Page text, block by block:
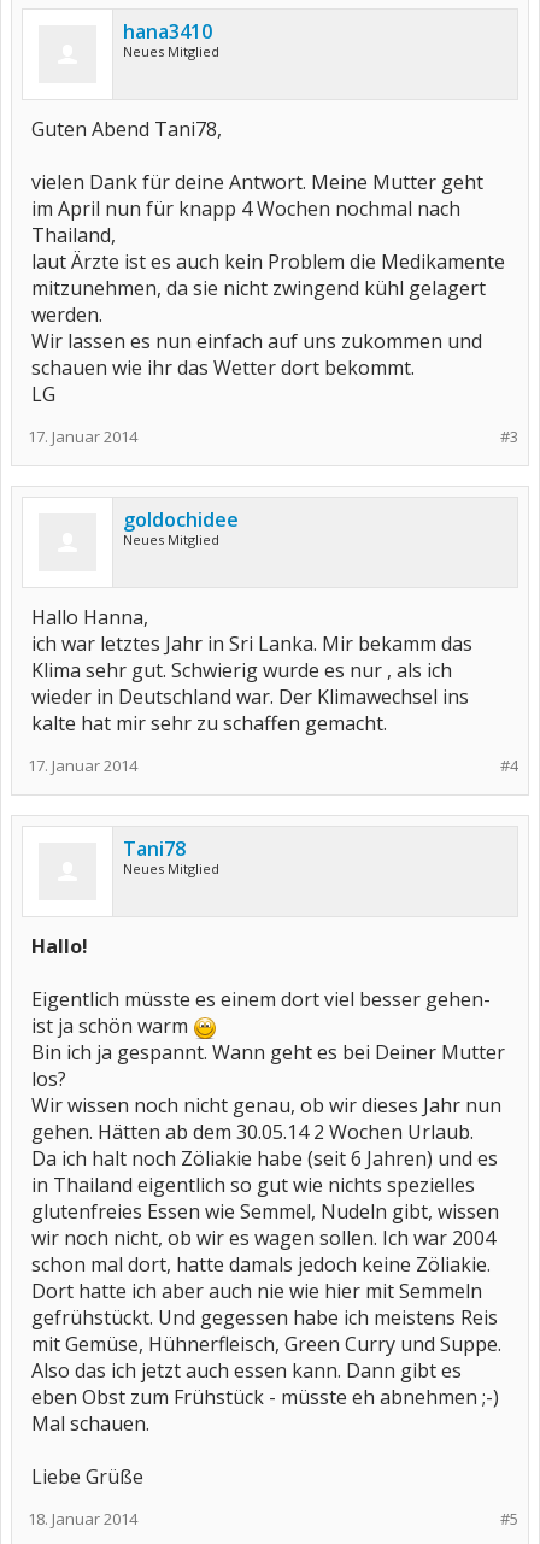
hana3410
Neues Mitglied
Guten Abend Tani78,
vielen Dank für deine Antwort. Meine Mutter geht
im April nun für knapp 4 Wochen nochmal nach
Thailand,
laut Ärzte ist es auch kein Problem die Medikamente
mitzunehmen, da sie nicht zwingend kühl gelagert
werden.
Wir lassen es nun einfach auf uns zukommen und
schauen wie ihr das Wetter dort bekommt.
LG
#3
17. Januar 2014
goldochidee
Neues Mitglied
Hallo Hanna,
ich war letztes Jahr in Sri Lanka. Mir bekamm das
Klima sehr gut. Schwierig wurde es nur , als ich
wieder in Deutschland war. Der Klimawechsel ins
kalte hat mir sehr zu schaffen gemacht.
#4
17. Januar 2014
Tani78
Neues Mitglied
Hallo!
Eigentlich müsste es einem dort viel besser gehen-
ist ja schön warm
Bin ich ja gespannt. Wann geht es bei Deiner Mutter
los?
Wir wissen noch nicht genau, ob wir dieses Jahr nun
gehen. Hätten ab dem 30.05.14 2 Wochen Urlaub.
Da ich halt noch Zöliakie habe (seit 6 Jahren) und es
in Thailand eigentlich so gut wie nichts spezielles
glutenfreies Essen wie Semmel, Nudeln gibt, wissen
wir noch nicht, ob wir es wagen sollen. Ich war 2004
schon mal dort, hatte damals jedoch keine Zöliakie.
Dort hatte ich aber auch nie wie hier mit Semmeln
gefrühstückt. Und gegessen habe ich meistens Reis
mit Gemüse, Hühnerfleisch, Green Curry und Suppe.
Also das ich jetzt auch essen kann. Dann gibt es
eben Obst zum Frühstück - müsste eh abnehmen ;-)
Mal schauen.
Liebe Grüße
#5
18. Januar 2014